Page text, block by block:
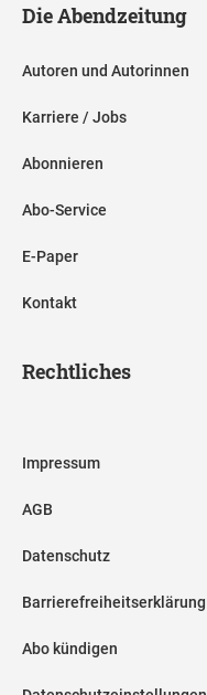
Die Abendzeitung
Autoren und Autorinnen
Karriere / Jobs
Abonnieren
Abo-Service
E-Paper
Kontakt
Rechtliches
Impressum
AGB
Datenschutz
Barrierefreiheitserklärung
Abo kündigen